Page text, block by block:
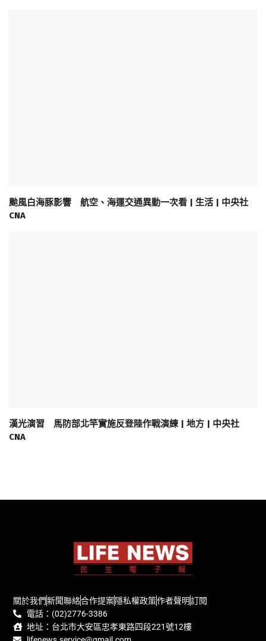
颱風白海豚影響 航空、海運交通異動一次看 | 生活 | 中央社
CNA
漢光演習 馬防部北竿實施反登陸作戰演練 | 地方 | 中央社
CNA
關於我們新聞聯絡合作提案隱私權政策作者聲明訂閱
電話：(02)2776-3386
地址：台北市大安區忠孝東路四段221號12樓